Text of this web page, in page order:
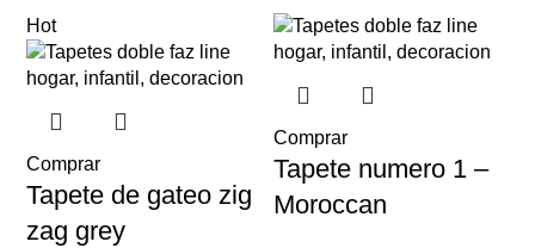
Hot
Comprar
Tapete de gateo zig
zag grey
Comprar
Tapete numero 1 –
Moroccan